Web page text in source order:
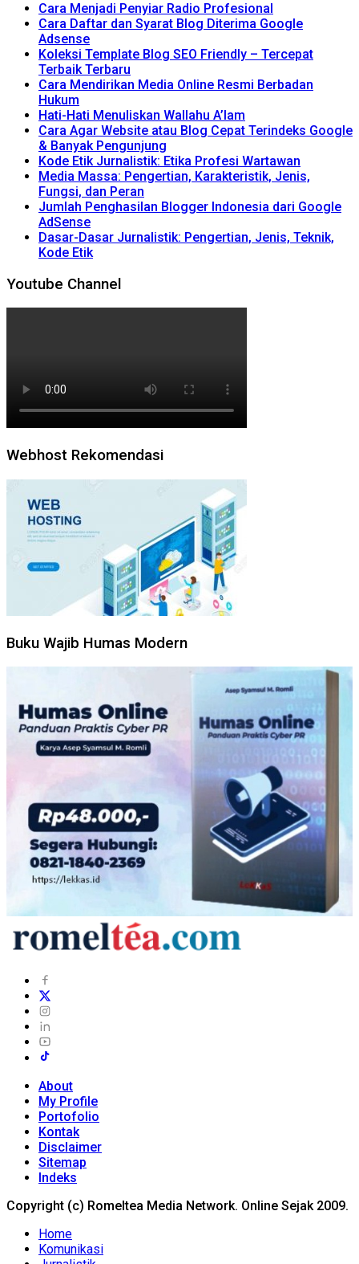
Cara Menjadi Penyiar Radio Profesional
Cara Daftar dan Syarat Blog Diterima Google
Adsense
Koleksi Template Blog SEO Friendly – Tercepat
Terbaik Terbaru
Cara Mendirikan Media Online Resmi Berbadan
Hukum
Hati-Hati Menuliskan Wallahu A’lam
Cara Agar Website atau Blog Cepat Terindeks Google
& Banyak Pengunjung
Kode Etik Jurnalistik: Etika Profesi Wartawan
Media Massa: Pengertian, Karakteristik, Jenis,
Fungsi, dan Peran
Jumlah Penghasilan Blogger Indonesia dari Google
AdSense
Dasar-Dasar Jurnalistik: Pengertian, Jenis, Teknik,
Kode Etik
Youtube Channel
Webhost Rekomendasi
Buku Wajib Humas Modern
About
My Profile
Portofolio
Kontak
Disclaimer
Sitemap
Indeks
Copyright (c) Romeltea Media Network. Online Sejak 2009.
Home
Komunikasi